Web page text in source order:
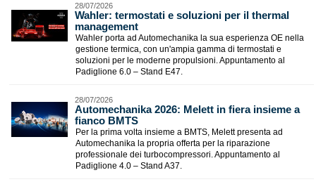
28/07/2026
Wahler: termostati e soluzioni per il thermal
management
Wahler porta ad Automechanika la sua esperienza OE nella
gestione termica, con un'ampia gamma di termostati e
soluzioni per le moderne propulsioni. Appuntamento al
Padiglione 6.0 – Stand E47.
28/07/2026
Automechanika 2026: Melett in fiera insieme a
fianco BMTS
Per la prima volta insieme a BMTS, Melett presenta ad
Automechanika la propria offerta per la riparazione
professionale dei turbocompressori. Appuntamento al
Padiglione 4.0 – Stand A37.